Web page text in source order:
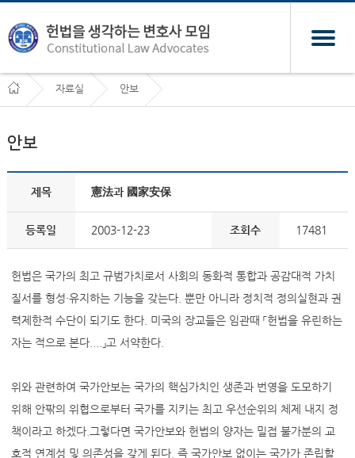
자료실 안보
안보
제목 憲法과 國家安保
등록일 2003-12-23 조회수 17481
헌법은 국가의 최고 규범가치로서 사회의 동화적 통합과 공감대적 가치
질서를 형성·유지하는 기능을 갖는다. 뿐만 아니라 정치적 정의실현과 권
력제한적 수단이 되기도 한다. 미국의 장교들은 임관때 「헌법을 유린하는
자는 적으로 본다....」고 서약한다.
위와 관련하여 국가안보는 국가의 핵심가치인 생존과 번영을 도모하기
위해 안팎의 위협으로부터 국가를 지키는 최고 우선순위의 체제 내지 정
책이라고 하겠다.그렇다면 국가안보와 헌법의 양자는 밀접 불가분의 교
호적 연계성 및 의존성을 갖게 된다. 즉 국가안보 없이는 국가가 존립할